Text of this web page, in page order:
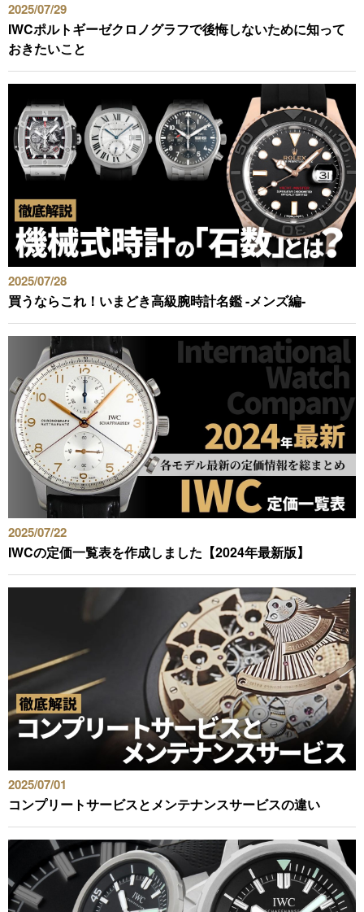
2025/07/29
IWCポルトギーゼクロノグラフで後悔しないために知って
おきたいこと
2025/07/28
買うならこれ！いまどき高級腕時計名鑑 -メンズ編-
2025/07/22
IWCの定価一覧表を作成しました【2024年最新版】
2025/07/01
コンプリートサービスとメンテナンスサービスの違い